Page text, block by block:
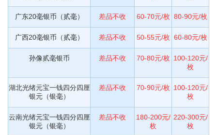
广东20毫银币（贰毫） 差品不收 60-70元/枚 80-90元/枚
广西20毫银币（贰毫） 差品不收 50-55元/枚 60-80元/枚
孙像贰毫银币 差品不收 70-80元/枚 100-120元/
枚
湖北光绪元宝一钱四分四厘
银元（银毫）
差品不收 70-90元/枚 100-120元/
枚
云南光绪元宝一钱四分四厘
银元（银毫）
差品不收
180-200元/
枚
220-300元/
枚